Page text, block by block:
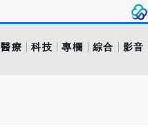
醫療 科技 專欄 綜合 影音